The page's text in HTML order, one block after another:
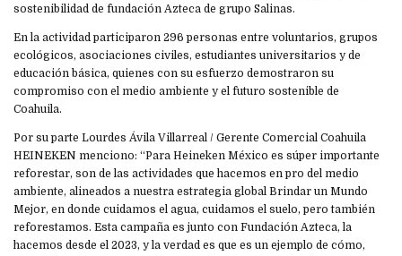
sostenibilidad de fundación Azteca de grupo Salinas.
En la actividad participaron 296 personas entre voluntarios, grupos
ecológicos, asociaciones civiles, estudiantes universitarios y de
educación básica, quienes con su esfuerzo demostraron su
compromiso con el medio ambiente y el futuro sostenible de
Coahuila.
Por su parte Lourdes Ávila Villarreal / Gerente Comercial Coahuila
HEINEKEN menciono: “Para Heineken México es súper importante
reforestar, son de las actividades que hacemos en pro del medio
ambiente, alineados a nuestra estrategia global Brindar un Mundo
Mejor, en donde cuidamos el agua, cuidamos el suelo, pero también
reforestamos. Esta campaña es junto con Fundación Azteca, la
hacemos desde el 2023, y la verdad es que es un ejemplo de cómo,